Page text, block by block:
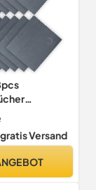
x 17.5cm,
gratis Versand